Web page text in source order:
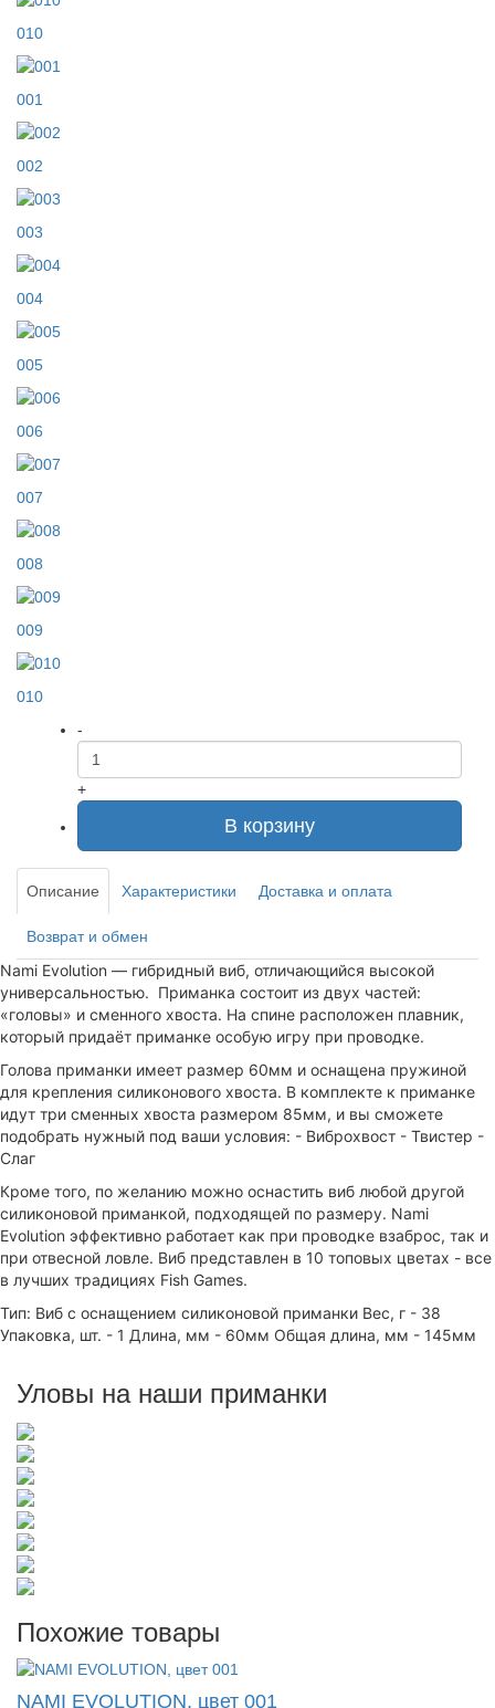
010
001
002
003
004
005
006
007
008
009
010
-
+
В корзину
Описание Характеристики Доставка и оплата
Возврат и обмен
Nami Evolution — гибридный виб, отличающийся высокой
универсальностью. Приманка состоит из двух частей:
«головы» и сменного хвоста. На спине расположен плавник,
который придаёт приманке особую игру при проводке.
Голова приманки имеет размер 60мм и оснащена пружиной
для крепления силиконового хвоста. В комплекте к приманке
идут три сменных хвоста размером 85мм, и вы сможете
подобрать нужный под ваши условия: - Виброхвост - Твистер -
Слаг
Кроме того, по желанию можно оснастить виб любой другой
силиконовой приманкой, подходящей по размеру. Nami
Evolution эффективно работает как при проводке взаброс, так и
при отвесной ловле. Виб представлен в 10 топовых цветах - все
в лучших традициях Fish Games.
Тип: Виб с оснащением силиконовой приманки Вес, г - 38
Упаковка, шт. - 1 Длина, мм - 60мм Общая длина, мм - 145мм
Уловы на наши приманки
Похожие товары
NAMI EVOLUTION, цвет 001